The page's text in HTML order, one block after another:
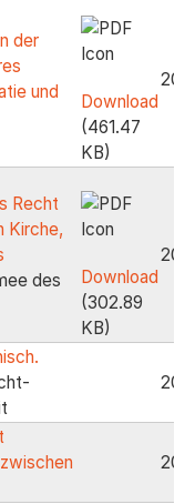
der
und
Download
(461.47
KB)
Recht
Kirche,
des
Download
(302.89
KB)